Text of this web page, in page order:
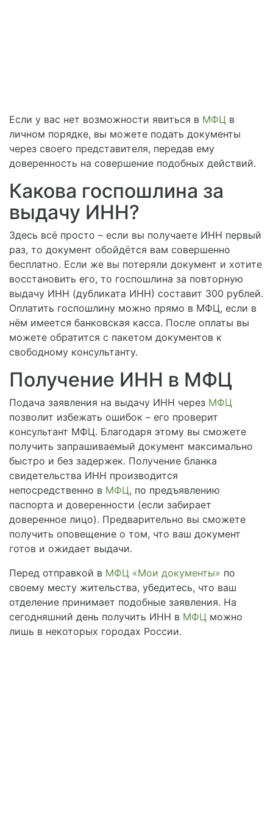
Если у вас нет возможности явиться в МФЦ в
личном порядке, вы можете подать документы
через своего представителя, передав ему
доверенность на совершение подобных действий.
Какова госпошлина за
выдачу ИНН?
Здесь всё просто – если вы получаете ИНН первый
раз, то документ обойдётся вам совершенно
бесплатно. Если же вы потеряли документ и хотите
восстановить его, то госпошлина за повторную
выдачу ИНН (дубликата ИНН) составит 300 рублей.
Оплатить госпошлину можно прямо в МФЦ, если в
нём имеется банковская касса. После оплаты вы
можете обратится с пакетом документов к
свободному консультанту.
Получение ИНН в МФЦ
Подача заявления на выдачу ИНН через МФЦ
позволит избежать ошибок – его проверит
консультант МФЦ. Благодаря этому вы сможете
получить запрашиваемый документ максимально
быстро и без задержек. Получение бланка
свидетельства ИНН производится
непосредственно в МФЦ, по предъявлению
паспорта и доверенности (если забирает
доверенное лицо). Предварительно вы сможете
получить оповещение о том, что ваш документ
готов и ожидает выдачи.
Перед отправкой в МФЦ «Мои документы» по
своему месту жительства, убедитесь, что ваш
отделение принимает подобные заявления. На
сегодняшний день получить ИНН в МФЦ можно
лишь в некоторых городах России.